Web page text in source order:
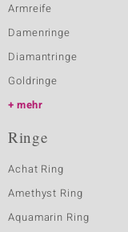
Armreife
Damenringe
Diamantringe
Goldringe
mehr
Ringe
Achat Ring
Amethyst Ring
Aquamarin Ring